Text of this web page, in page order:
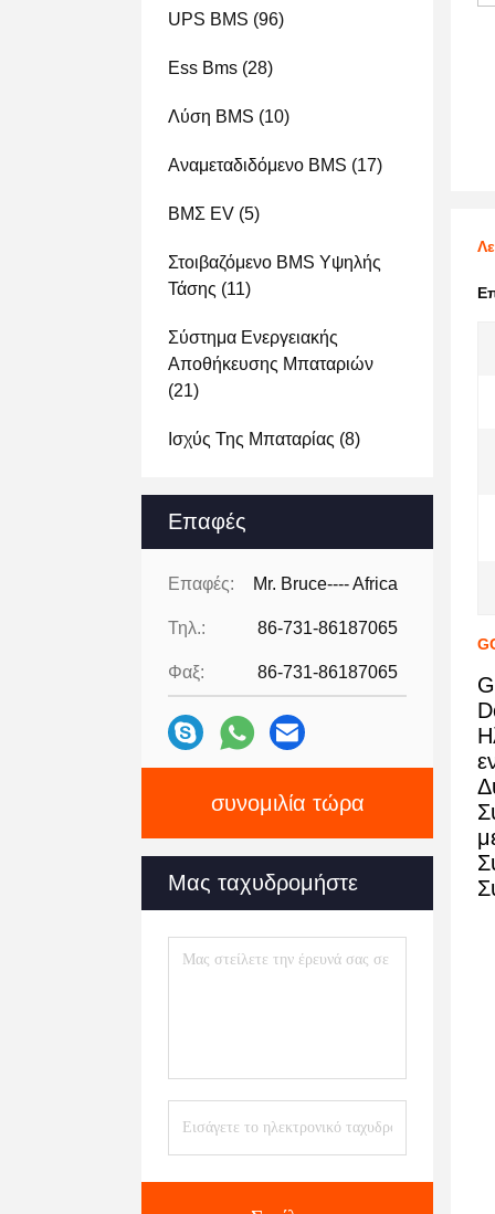
UPS BMS (96)
Ess Bms (28)
Λύση BMS (10)
Αναμεταδιδόμενο BMS (17)
ΒΜΣ EV (5)
Στοιβαζόμενο BMS Υψηλής
Τάσης (11)
Σύστημα Ενεργειακής
Αποθήκευσης Μπαταριών
(21)
Ισχύς Της Μπαταρίας (8)
Επαφές
Επαφές: Mr. Bruce---- Africa
Τηλ.: 86-731-86187065
Φαξ: 86-731-86187065
συνομιλία τώρα
Μας ταχυδρομήστε